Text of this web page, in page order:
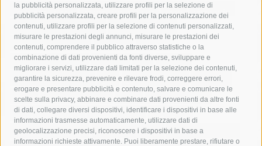
la pubblicità personalizzata, utilizzare profili per la selezione di
pubblicità personalizzata, creare profili per la personalizzazione dei
contenuti, utilizzare profili per la selezione di contenuti personalizzati,
misurare le prestazioni degli annunci, misurare le prestazioni dei
contenuti, comprendere il pubblico attraverso statistiche o la
combinazione di dati provenienti da fonti diverse, sviluppare e
migliorare i servizi, utilizzare dati limitati per la selezione dei contenuti,
garantire la sicurezza, prevenire e rilevare frodi, correggere errori,
erogare e presentare pubblicità e contenuto, salvare e comunicare le
scelte sulla privacy, abbinare e combinare dati provenienti da altre fonti
di dati, collegare diversi dispositivi, identificare i dispositivi in base alle
informazioni trasmesse automaticamente, utilizzare dati di
geolocalizzazione precisi, riconoscere i dispositivi in base a
informazioni richieste attivamente. Puoi liberamente prestare, rifiutare o
Asl Napoli 3 sud
capitaneria di porto capri
carabinieri
castellammare di stabia
circumvesuviana
comune di sorrento
concerto
contagi
costiera amalfitana
covid-19 eav
elezioni
fondazione sorrento
gori guardia costiera
incidente
lavori
lorenzo balducelli mare
massa lubrense
massimo coppola
Meta napoli
ordinanza
penisola sorrentina
piano di sorrento
polizia municipale